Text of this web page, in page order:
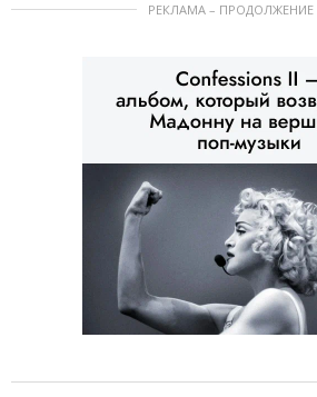
РЕКЛАМА – ПРОДОЛЖЕНИЕ